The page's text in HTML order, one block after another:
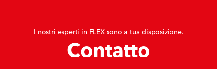
I nostri esperti in FLEX sono a tua disposizione.
Contatto